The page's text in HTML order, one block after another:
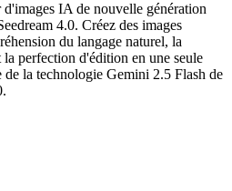
d'images IA de nouvelle génération
4.0. Créez des images
du langage naturel, la
la perfection d'édition en une seule
de la technologie Gemini 2.5 Flash de